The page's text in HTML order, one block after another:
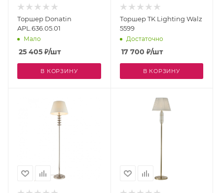
Торшер Donatin
APL.636.05.01
Мало
25 405 ₽/шт
В КОРЗИНУ
Торшер TK Lighting Walz
5599
Достаточно
17 700 ₽/шт
В КОРЗИНУ